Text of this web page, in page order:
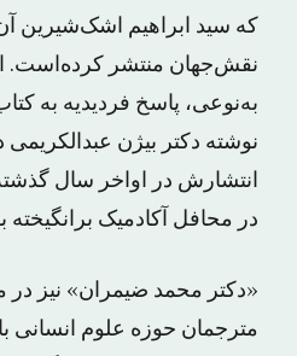
که سید ابراهیم اشک‌شیرین
نقش‌جهان منتشر کرده‌است.
به‌نوعی، پاسخ فردیدیه به
نوشته دکتر بیژن
انتشارش در اواخر سال
در محافل آکادمیک برانگیخته
«دکتر محمد ضیمران» نیز در
مترجمان حوزه علوم انسانی